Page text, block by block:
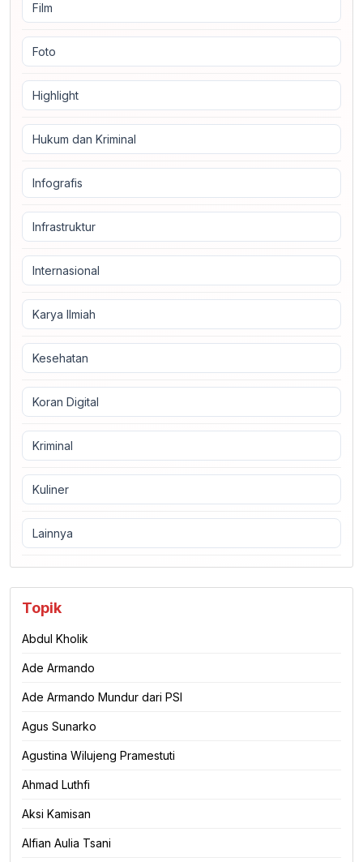
Film
Foto
Highlight
Hukum dan Kriminal
Infografis
Infrastruktur
Internasional
Karya Ilmiah
Kesehatan
Koran Digital
Kriminal
Kuliner
Lainnya
Topik
Abdul Kholik
Ade Armando
Ade Armando Mundur dari PSI
Agus Sunarko
Agustina Wilujeng Pramestuti
Ahmad Luthfi
Aksi Kamisan
Alfian Aulia Tsani